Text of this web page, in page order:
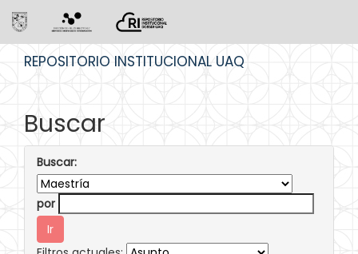
REPOSITORIO INSTITUCIONAL UAQ
Buscar
Buscar:
por